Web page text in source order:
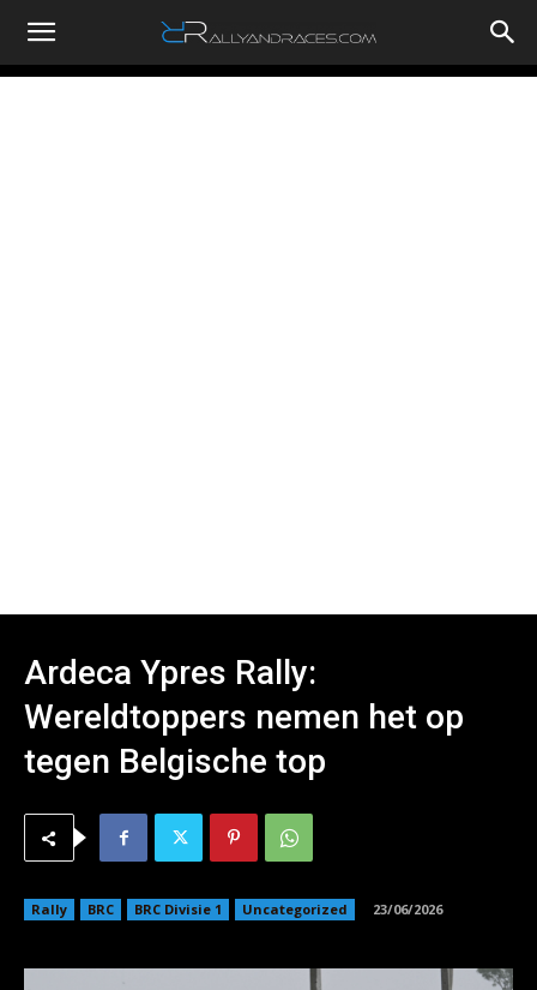
RallyandRaces.com
Ardeca Ypres Rally:
Wereldtoppers nemen het op
tegen Belgische top
Rally BRC BRC Divisie 1 Uncategorized 23/06/2026